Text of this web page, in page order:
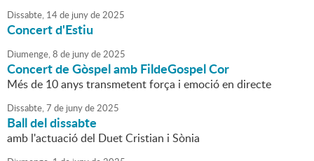
Dissabte, 14de junyde2025
Concert d'Estiu
Diumenge,8 de junyde2025
Concert de Gòspel amb FildeGospel Cor
Més de 10 anys transmetent força i emoció en directe
Dissabte,7 de junyde2025
Ball del dissabte
amb l'actuació del Duet Cristian i Sònia